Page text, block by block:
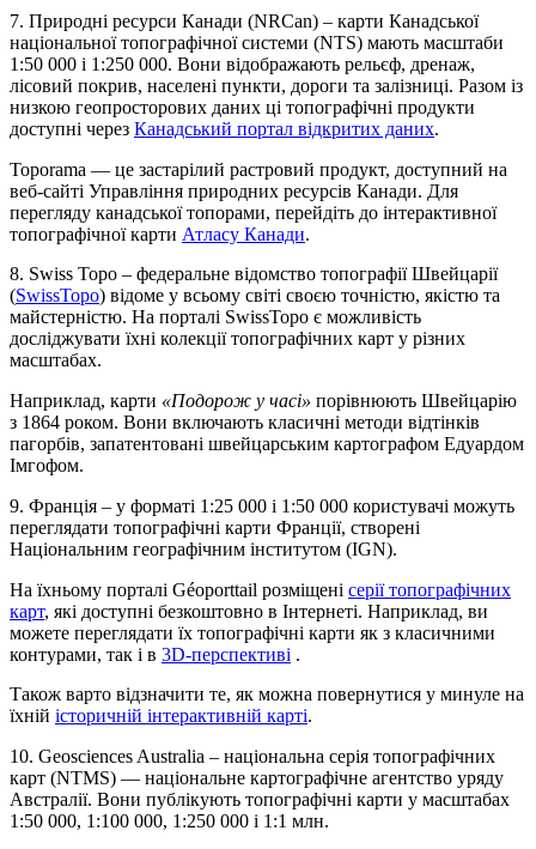
7. Природні ресурси Канади (NRCan) – карти Канадської
національної топографічної системи (NTS) мають масштаби
1:50 000 і 1:250 000. Вони відображають рельєф, дренаж,
лісовий покрив, населені пункти, дороги та залізниці. Разом із
низкою геопросторових даних ці топографічні продукти
доступні через Канадський портал відкритих даних.
Toporama — це застарілий растровий продукт, доступний на
веб-сайті Управління природних ресурсів Канади. Для
перегляду канадської топорами, перейдіть до інтерактивної
топографічної карти Атласу Канади.
8. Swiss Topo – федеральне відомство топографії Швейцарії
(SwissTopo) відоме у всьому світі своєю точністю, якістю та
майстерністю. На порталі SwissTopo є можливість
досліджувати їхні колекції топографічних карт у різних
масштабах.
Наприклад, карти «Подорож у часі» порівнюють Швейцарію
з 1864 роком. Вони включають класичні методи відтінків
пагорбів, запатентовані швейцарським картографом Едуардом
Імгофом.
9. Франція – у форматі 1:25 000 і 1:50 000 користувачі можуть
переглядати топографічні карти Франції, створені
Національним географічним інститутом (IGN).
На їхньому порталі Géoporttail розміщені серії топографічних
карт, які доступні безкоштовно в Інтернеті. Наприклад, ви
можете переглядати їх топографічні карти як з класичними
контурами, так і в 3D-перспективі .
Також варто відзначити те, як можна повернутися у минуле на
їхній історичній інтерактивній карті.
10. Geosciences Australia – національна серія топографічних
карт (NTMS) — національне картографічне агентство уряду
Австралії. Вони публікують топографічні карти у масштабах
1:50 000, 1:100 000, 1:250 000 і 1:1 млн.